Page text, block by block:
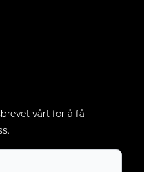
vårt for å få